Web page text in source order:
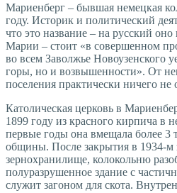
Мариенберг – бывшая немецкая
году. Историк и политический
что это название – на русский оно
Марии – стоит «в совершенном
во всем Заволжье Новоузенского
горы, но и возвышенности». От
поселения практически ничего не
Католическая церковь в
1899 году из красного кирпича в
первые годы она вмещала более 3
общины. После закрытия в 1934-м
зернохранилище, колокольню
полуразрушенное здание с
служит загоном для скота.